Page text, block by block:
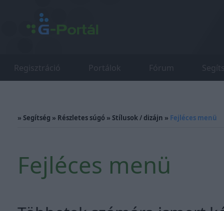
Regisztráció Portálok Fórum
» Segítség » Részletes súgó » Stílusok / dizájn » Fejléces menü
Fejléces menü